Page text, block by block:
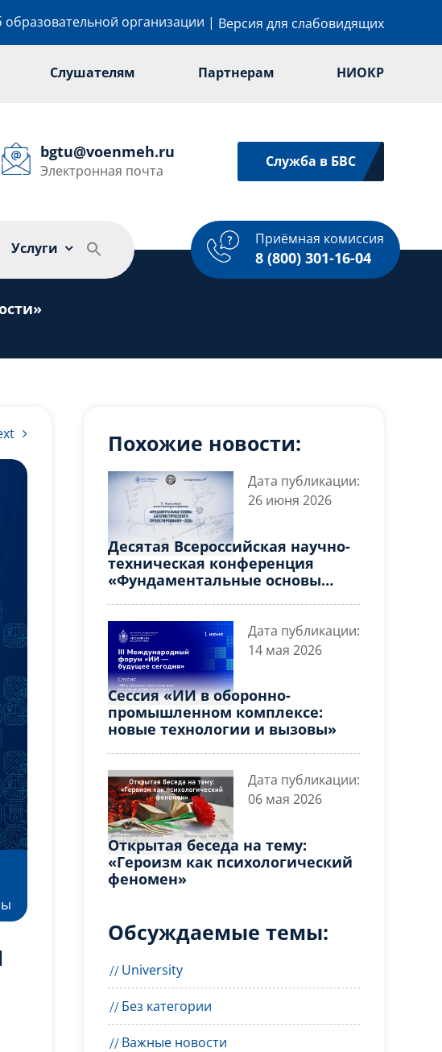
образовательной организации | Версия для слабовидящих
Слушателям Партнерам НИОКР
bgtu@voenmeh.ru
Электронная почта
Служба в БВС
Услуги
Приёмная комиссия
8 (800) 301-16-04
Молодежная политика Спорт Услуги
Похожие новости:
Дата публикации:
26 июня 2026
Десятая Всероссийская научно-
техническая конференция
«Фундаментальные основы
Дата публикации:
14 мая 2026
Сессия «ИИ в оборонно-
промышленном комплексе:
новые технологии и вызовы»
Дата публикации:
06 мая 2026
Открытая беседа на тему:
«Героизм как психологический
феномен»
Обсуждаемые темы:
University
Без категории
Важные новости